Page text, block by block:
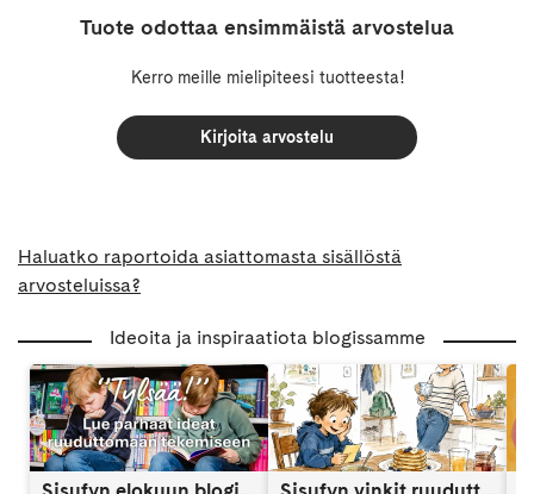
Tuote odottaa ensimmäistä arvostelua
Kerro meille mielipiteesi tuotteesta!
Kirjoita arvostelu
Haluatko raportoida asiattomasta sisällöstä
arvosteluissa?
Ideoita ja inspiraatiota blogissamme